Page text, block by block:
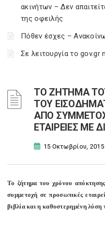
ακινήτων – Δεν
της οφειλής
Πόθεν έσχες –
Σε λειτουργία το gov.gr
ΤΟ ΖΗΤΗΜΑ
ΤΟΥ
ΑΠΟ
ΕΤΑΙΡΕΙΕΣ ΜΕ
15 Οκτωβρίου, 2015
Το ζήτημα του χρόνου
συμμετοχή σε προσωπικές
βιβλία και η καθυστερημένη λύση